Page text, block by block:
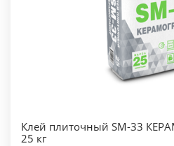
Клей плиточный SM-33
25 кг